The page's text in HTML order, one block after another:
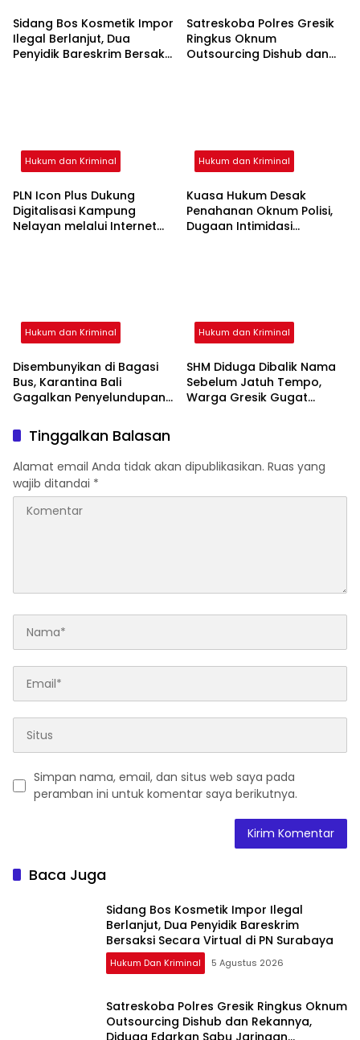
Sidang Bos Kosmetik Impor
Ilegal Berlanjut, Dua
Penyidik Bareskrim Bersaksi
Satreskoba Polres Gresik
Ringkus Oknum
Outsourcing Dishub dan
Hukum dan Kriminal
PLN Icon Plus Dukung
Digitalisasi Kampung
Nelayan melalui Internet
Hukum dan Kriminal
Kuasa Hukum Desak
Penahanan Oknum Polisi,
Dugaan Intimidasi
Hukum dan Kriminal
Disembunyikan di Bagasi
Bus, Karantina Bali
Gagalkan Penyelundupan
Tengah
Hukum dan Kriminal
SHM Diduga Dibalik Nama
Sebelum Jatuh Tempo,
Warga Gresik Gugat
Tinggalkan Balasan
Alamat email Anda tidak akan dipublikasikan. Ruas yang
wajib ditandai *
Simpan nama, email, dan situs web saya pada
peramban ini untuk komentar saya berikutnya.
Baca Juga
Sidang Bos Kosmetik Impor Ilegal
Berlanjut, Dua Penyidik Bareskrim
Bersaksi Secara Virtual di PN Surabaya
Hukum Dan Kriminal 5 Agustus 2026
Satreskoba Polres Gresik Ringkus Oknum
Outsourcing Dishub dan Rekannya,
Diduga Edarkan Sabu Jaringan